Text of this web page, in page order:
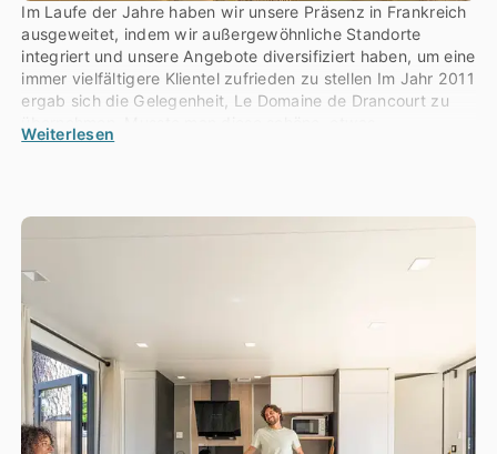
Im Laufe der Jahre haben wir unsere Präsenz in Frankreich
ausgeweitet, indem wir außergewöhnliche Standorte
integriert und unsere Angebote diversifiziert haben, um eine
immer vielfältigere Klientel zufrieden zu stellen Im Jahr 2011
ergab sich die Gelegenheit, Le Domaine de Drancourt zu
verschlafene Anlage, die fast am anderen Ende der Welt in
zu tanzen“? Der Charme und die Attraktivität des Ortes
waren ausschlaggebend für die Entscheidung…
Dann ging es Schlag auf Schlag… Le Moténo (Plouhinec –
56) kam 2019 dazu, Le Parc Sainte Brigitte (La Turballe –
44) 2021, Les Couleurs de la Coubre 2022 (Les Mathes –
La Palmyre – 17) und schließlich der Parc du Val de Loire
2023 (Mesland – 41).
Weiterlesen